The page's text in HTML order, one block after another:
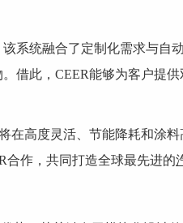
该系统融合了定制化需求与自
借此，CEER能够为客户提供
在高度灵活、节能降耗和涂
合作，共同打造全球最先进的